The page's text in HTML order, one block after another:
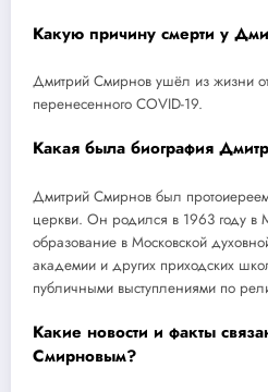
Какую причину смерти у
Дмитрий Смирнов ушёл из жизни
перенесенного COVID-19.
Какая была биография
Дмитрий Смирнов был
церкви. Он родился в 1963 году в
образование в Московской
академии и других приходских
публичными выступлениями по
Какие новости и факты
Смирновым?